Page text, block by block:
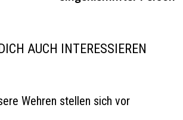
AUCH INTERESSIEREN
Wehren stellen sich vor